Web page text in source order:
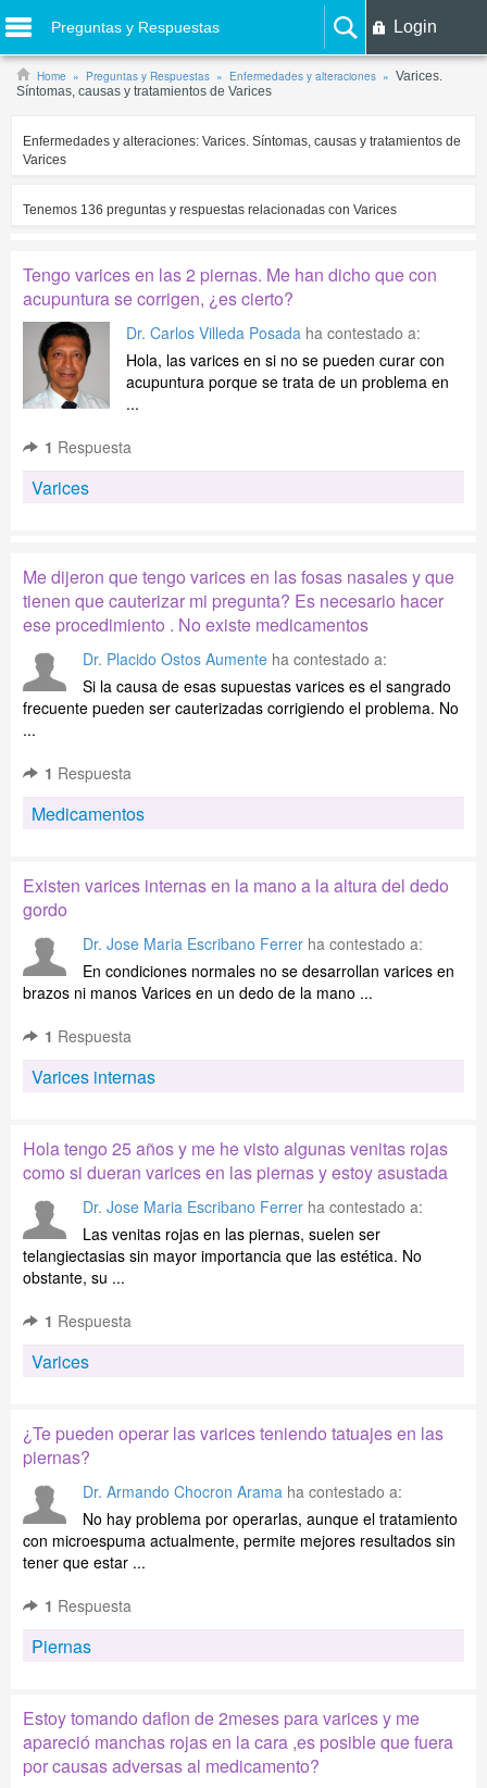
Preguntas y Respuestas Login
Home Preguntas y Respuestas Enfermedades y alteraciones
Varices.
Síntomas, causas y tratamientos de Varices
Enfermedades y alteraciones: Varices. Síntomas, causas y tratamientos de
Varices
Tenemos 136 preguntas y respuestas relacionadas con Varices
Tengo varices en las 2 piernas. Me han dicho que con
acupuntura se corrigen, ¿es cierto?
Dr. Carlos Villeda Posada ha contestado a:
Hola, las varices en si no se pueden curar con
acupuntura porque se trata de un problema en
...
1 Respuesta
Varices
Me dijeron que tengo varices en las fosas nasales y que
tienen que cauterizar mi pregunta? Es necesario hacer
ese procedimiento . No existe medicamentos
Dr. Placido Ostos Aumente ha contestado a:
Si la causa de esas supuestas varices es el sangrado
frecuente pueden ser cauterizadas corrigiendo el problema. No
...
1 Respuesta
Medicamentos
Existen varices internas en la mano a la altura del dedo
gordo
Dr. Jose Maria Escribano Ferrer ha contestado a:
En condiciones normales no se desarrollan varices en
brazos ni manos Varices en un dedo de la mano ...
1 Respuesta
Varices internas
Hola tengo 25 años y me he visto algunas venitas rojas
como si dueran varices en las piernas y estoy asustada
Dr. Jose Maria Escribano Ferrer ha contestado a:
Las venitas rojas en las piernas, suelen ser
telangiectasias sin mayor importancia que las estética. No
obstante, su ...
1 Respuesta
Varices
¿Te pueden operar las varices teniendo tatuajes en las
piernas?
Dr. Armando Chocron Arama ha contestado a:
No hay problema por operarlas, aunque el tratamiento
con microespuma actualmente, permite mejores resultados sin
tener que estar ...
1 Respuesta
Piernas
Estoy tomando daflon de 2meses para varices y me
apareció manchas rojas en la cara ,es posible que fuera
por causas adversas al medicamento?